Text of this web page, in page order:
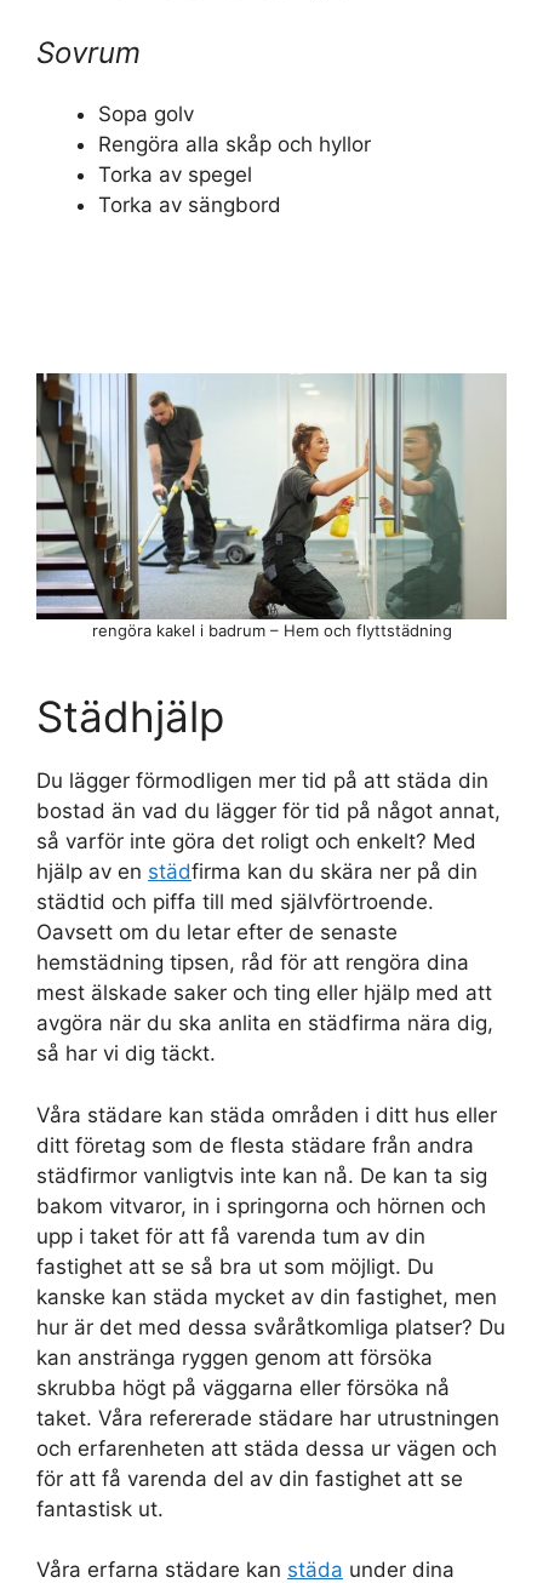
Sovrum
Sopa golv
Rengöra alla skåp och hyllor
Torka av spegel
Torka av sängbord
Städhjälp
Du lägger förmodligen mer tid på att städa din
bostad än vad du lägger för tid på något annat,
så varför inte göra det roligt och enkelt? Med
hjälp av en städfirma kan du skära ner på din
städtid och piffa till med självförtroende.
Oavsett om du letar efter de senaste
hemstädning tipsen, råd för att rengöra dina
mest älskade saker och ting eller hjälp med att
avgöra när du ska anlita en städfirma nära dig,
så har vi dig täckt.
Våra städare kan städa områden i ditt hus eller
ditt företag som de flesta städare från andra
städfirmor vanligtvis inte kan nå. De kan ta sig
bakom vitvaror, in i springorna och hörnen och
upp i taket för att få varenda tum av din
fastighet att se så bra ut som möjligt. Du
kanske kan städa mycket av din fastighet, men
hur är det med dessa svåråtkomliga platser? Du
kan anstränga ryggen genom att försöka
skrubba högt på väggarna eller försöka nå
taket. Våra refererade städare har utrustningen
och erfarenheten att städa dessa ur vägen och
för att få varenda del av din fastighet att se
fantastisk ut.
Våra erfarna städare kan städa under dina
rengöra kakel i badrum – Hem och flyttstädning